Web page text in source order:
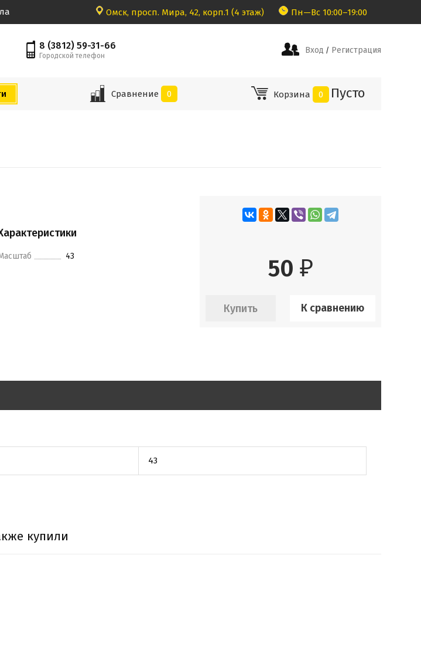
Омск, просп. Мира, 42, корп.1 (4 этаж) Пн—Вс 10:00–19:00
8 (3812) 59-31-66
Городской телефон
Вход / Регистрация
Сравнение 0 Корзина 0 Пусто
43 50 ₽
К сравнению
43
купили